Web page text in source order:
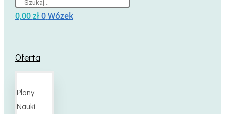
0,00zł 0 Wózek
Oferta
Plany
Nauki